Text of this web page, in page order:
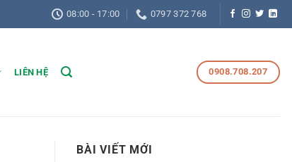
08:00 - 17:00 0797 372 768
LIÊN HỆ 0908.708.207
BÀI VIẾT MỚI